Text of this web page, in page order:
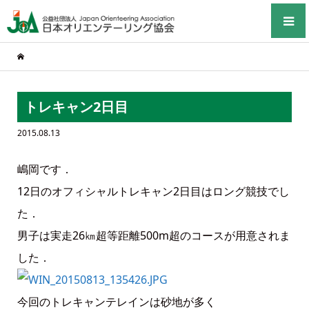
トレキャン2日目
2015.08.13
嶋岡です．
12日のオフィシャルトレキャン2日目はロング競技でし
た．
男子は実走26㎞超等距離500m超のコースが用意されま
した．
今回のトレキャンテレインは砂地が多く